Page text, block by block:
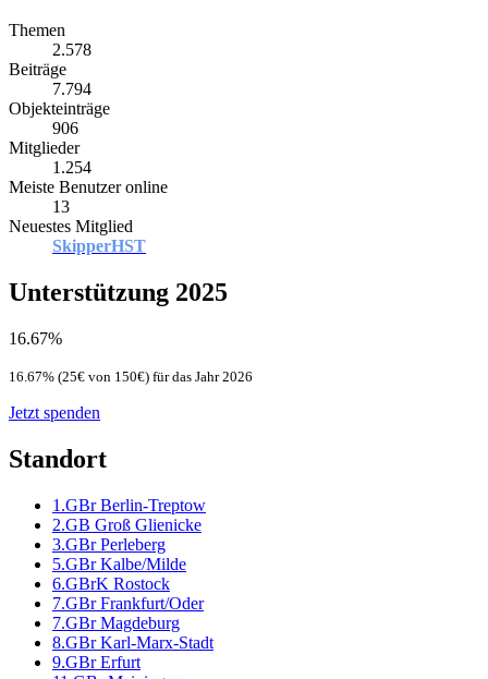
Themen
2.578
Beiträge
7.794
Objekteinträge
906
Mitglieder
1.254
Meiste Benutzer online
13
Neuestes Mitglied
SkipperHST
Unterstützung 2025
16.67%
16.67% (25€ von 150€) für das Jahr 2026
Jetzt spenden
Standort
1.GBr Berlin-Treptow
2.GB Groß Glienicke
3.GBr Perleberg
5.GBr Kalbe/Milde
6.GBrK Rostock
7.GBr Frankfurt/Oder
7.GBr Magdeburg
8.GBr Karl-Marx-Stadt
9.GBr Erfurt